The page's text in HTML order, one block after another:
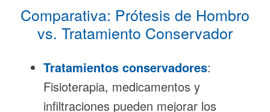
Comparativa: Prótesis de Hombro
vs. Tratamiento Conservador
Tratamientos conservadores:
Fisioterapia, medicamentos y
infiltraciones pueden mejorar los